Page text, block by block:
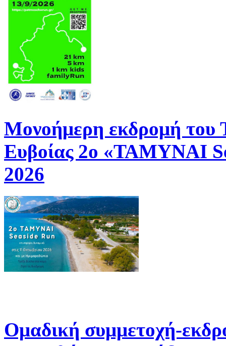
Μονοήμερη εκδρομή
Ευβοίας 2ο «ΤΑΜΥΝΑΙ
2026
Ομαδική συμμετοχή-